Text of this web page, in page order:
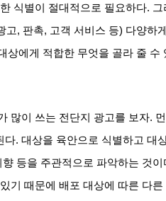
식별이 절대적으로 필요하다.
고, 판촉, 고객 서비스 등) 다양하
상에게 적합한 무엇을 골라 줄 수
많이 쓰는 전단지 광고를 보자.
다. 대상을 육안으로 식별하고 대
향 등을 주관적으로 파악하는 것이
기 때문에 배포 대상에 따른 다